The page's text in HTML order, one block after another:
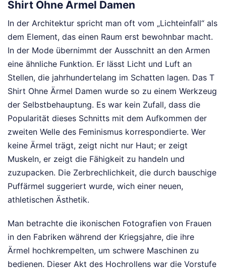
Shirt Ohne Ärmel Damen
In der Architektur spricht man oft vom „Lichteinfall“ als
dem Element, das einen Raum erst bewohnbar macht.
In der Mode übernimmt der Ausschnitt an den Armen
eine ähnliche Funktion. Er lässt Licht und Luft an
Stellen, die jahrhundertelang im Schatten lagen. Das T
Shirt Ohne Ärmel Damen wurde so zu einem Werkzeug
der Selbstbehauptung. Es war kein Zufall, dass die
Popularität dieses Schnitts mit dem Aufkommen der
zweiten Welle des Feminismus korrespondierte. Wer
keine Ärmel trägt, zeigt nicht nur Haut; er zeigt
Muskeln, er zeigt die Fähigkeit zu handeln und
zuzupacken. Die Zerbrechlichkeit, die durch bauschige
Puffärmel suggeriert wurde, wich einer neuen,
athletischen Ästhetik.
Man betrachte die ikonischen Fotografien von Frauen
in den Fabriken während der Kriegsjahre, die ihre
Ärmel hochkrempelten, um schwere Maschinen zu
bedienen. Dieser Akt des Hochrollens war die Vorstufe